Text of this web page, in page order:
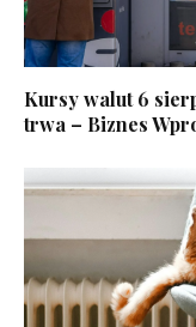
Kursy walut 6
trwa – Biznes